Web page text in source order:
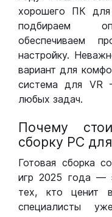
хорошего ПК
подбираем
обеспечиваем
настройку.
вариант для
система для VR
любых задач.
Почему
сборку РС
Готовая сборка
игр 2025 года —
тех, кто ценит
специалисты